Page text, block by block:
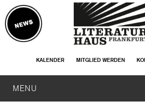
KALENDER MITGLIED WERDEN
MENU